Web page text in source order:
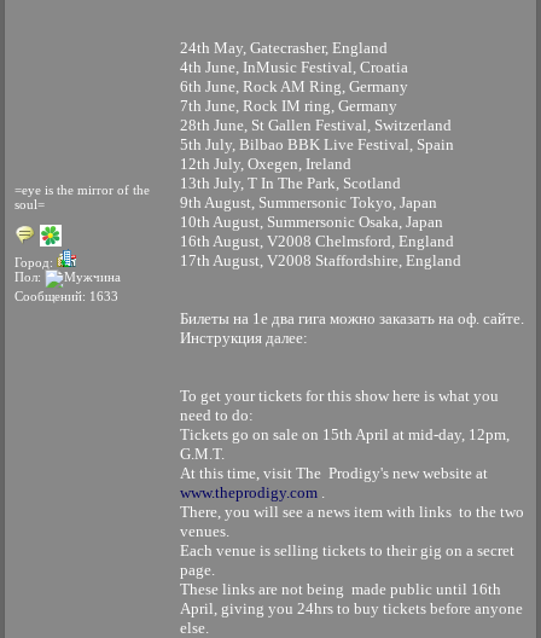
=eye is the mirror of the
soul=
Город:
Пол:
Сообщений: 1633
24th May, Gatecrasher, England
4th June, InMusic Festival, Croatia
6th June, Rock AM Ring, Germany
7th June, Rock IM ring, Germany
28th June, St Gallen Festival, Switzerland
5th July, Bilbao BBK Live Festival, Spain
12th July, Oxegen, Ireland
13th July, T In The Park, Scotland
9th August, Summersonic Tokyo, Japan
10th August, Summersonic Osaka, Japan
16th August, V2008 Chelmsford, England
17th August, V2008 Staffordshire, England
Билеты на 1е два гига можно заказать на оф. сайте.
Инструкция далее:
To get your tickets for this show here is what you
need to do:
Tickets go on sale on 15th April at mid-day, 12pm,
G.M.T.
At this time, visit The Prodigy's new website at
www.theprodigy.com .
There, you will see a news item with links to the two
venues.
Each venue is selling tickets to their gig on a secret
page.
These links are not being made public until 16th
April, giving you 24hrs to buy tickets before anyone
else.